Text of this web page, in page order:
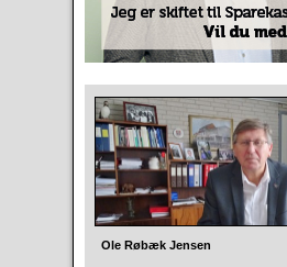
Ole Røbæk Jensen